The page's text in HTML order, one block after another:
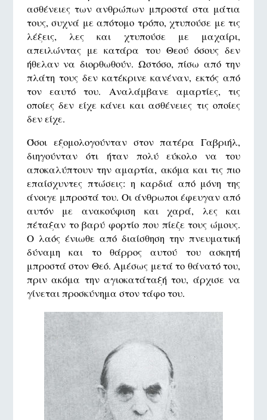
ασθένειες των ανθρώπων μπροστά στα μάτια
τους, συχνά με απότομο τρόπο, χτυπούσε με τις
λέξεις, λες και χτυπούσε με μαχαίρι,
απειλώντας με κατάρα του Θεού όσους δεν
ήθελαν να διορθωθούν. Ωστόσο, πίσω από την
πλάτη τους δεν κατέκρινε κανέναν, εκτός από
τον εαυτό του. Αναλάμβανε αμαρτίες, τις
οποίες δεν είχε κάνει και ασθένειες τις οποίες
δεν είχε.
Όσοι εξομολογούνταν στον πατέρα Γαβριήλ,
διηγούνταν ότι ήταν πολύ εύκολο να του
αποκαλύπτουν την αμαρτία, ακόμα και τις πιο
επαίσχυντες πτώσεις: η καρδιά από μόνη της
άνοιγε μπροστά του. Οι άνθρωποι έφευγαν από
αυτόν με ανακούφιση και χαρά, λες και
πέταξαν το βαρύ φορτίο που πίεζε τους ώμους.
Ο λαός ένιωθε από διαίσθηση την πνευματική
δύναμη και το θάρρος αυτού του ασκητή
μπροστά στον Θεό. Αμέσως μετά το θάνατό του,
πριν ακόμα την αγιοκατάταξή του, άρχισε να
γίνεται προσκύνημα στον τάφο του.